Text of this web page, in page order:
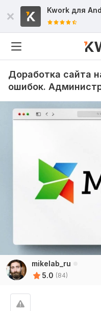
Kwork для
Доработка сайта
ошибок.
mikelab_ru
5.0 (84)